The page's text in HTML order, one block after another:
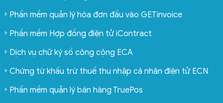
Phần mềm quản lý hóa đơn đầu vào GETinvoice
Phần mềm Hợp đồng điện tử iContract
Dịch vụ chữ ký số công cộng ECA
Chứng từ khấu trừ thuế thu nhập cá nhân điện tử ECN
Phần mềm quản lý bán hàng TruePos